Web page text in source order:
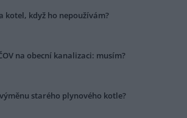
kotel, když ho nepoužívám?
na obecní kanalizaci: musím?
starého plynového kotle?